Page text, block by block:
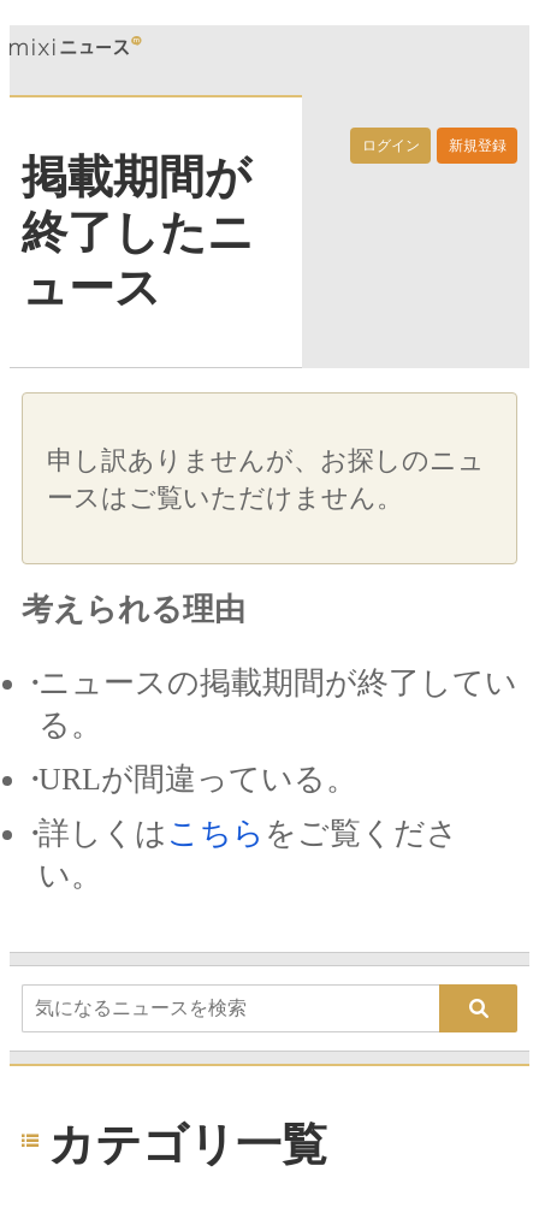
ログイン 新規登録
掲載期間が
終了したニ
ュース
申し訳ありませんが、お探しのニュ
ースはご覧いただけません。
考えられる理由
ニュースの掲載期間が終了してい
る。
URLが間違っている。
詳しくは こちら をご覧くださ
い。
カテゴリ一覧